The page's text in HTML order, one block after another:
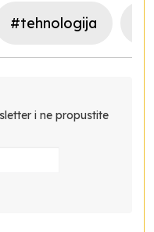
#tehnologija
i ne propustite